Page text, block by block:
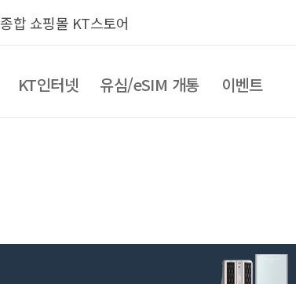
종합 쇼핑몰 KT스토어
KT인터넷 유심/eSIM 개통 이벤트